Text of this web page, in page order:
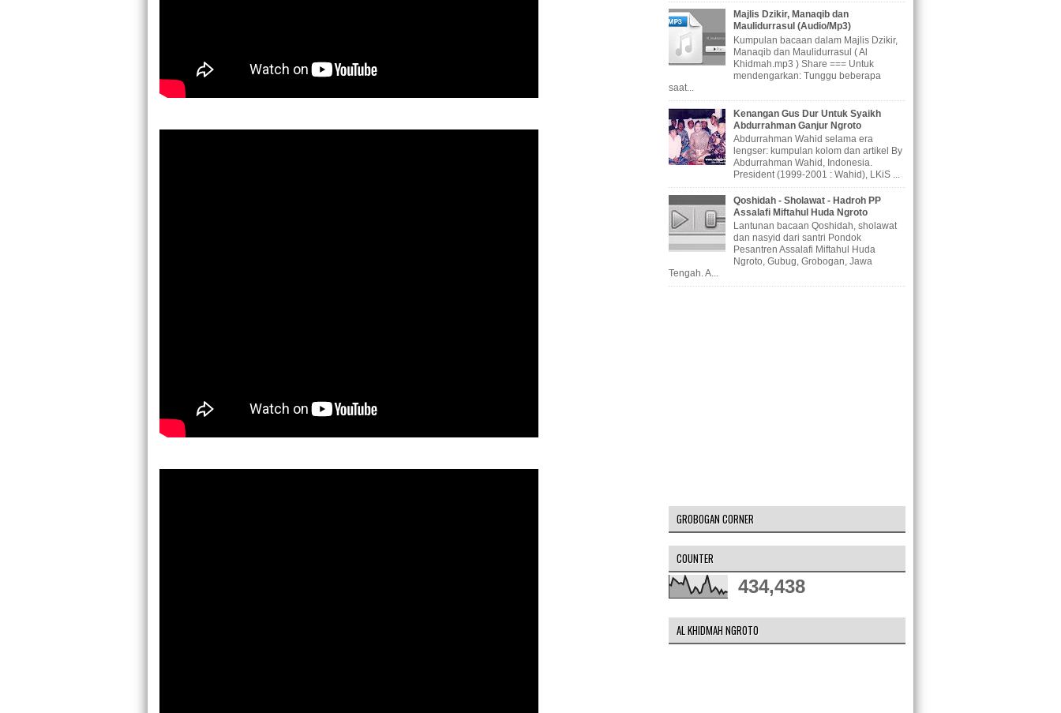
Majlis Dzikir, Manaqib dan
Maulidurrasul (Audio/Mp3)
Kumpulan bacaan dalam Majlis Dzikir,
Manaqib dan Maulidurrasul ( Al
Khidmah.mp3 ) Share === Untuk
mendengarkan: Tunggu beberapa
saat...
Kenangan Gus Dur Untuk Syaikh
Abdurrahman Ganjur Ngroto
Abdurrahman Wahid selama era
lengser: kumpulan kolom dan artikel By
Abdurrahman Wahid, Indonesia.
President (1999-2001 : Wahid), LKiS ...
Qoshidah - Sholawat - Hadroh PP
Assalafi Miftahul Huda Ngroto
Lantunan bacaan Qoshidah, sholawat
dan nasyid dari santri Pondok
Pesantren Assalafi Miftahul Huda
Ngroto, Gubug, Grobogan, Jawa
Tengah. A...
GROBOGAN CORNER
COUNTER
434,438
AL KHIDMAH NGROTO